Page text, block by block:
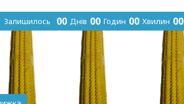
Залишилось 00 Днів 00 Годин 00 Хвилин 00